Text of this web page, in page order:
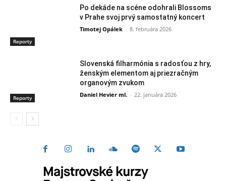
Reporty
Po dekáde na scéne odohrali Blossoms
v Prahe svoj prvý samostatný koncert
Timotej Opálek - 8. februára 2026
Reporty
Slovenská filharmónia s radosťou z hry,
ženským elementom aj priezračným
organovým zvukom
Daniel Hevier ml. - 22. januára 2026